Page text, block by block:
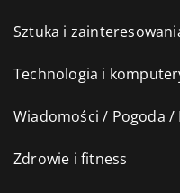
Sztuka i
Technologia i
Wiadomości / Pogoda
Zdrowie i fitness